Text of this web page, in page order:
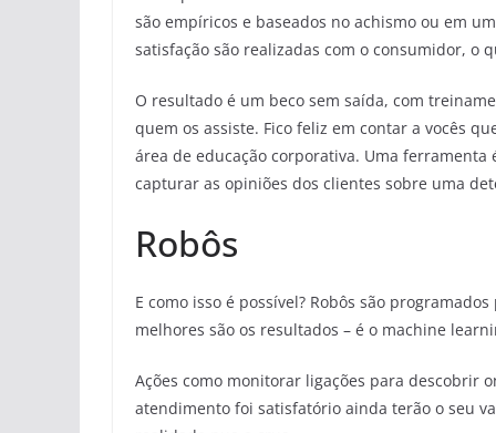
são empíricos e baseados no achismo ou em
satisfação são realizadas com o consumidor,
O resultado é um beco sem saída, com
quem os assiste. Fico feliz em contar a vocês
área de educação corporativa. Uma
capturar as opiniões dos clientes sobre uma
Robôs
E como isso é possível? Robôs são
melhores são os resultados – é o machine
Ações como monitorar ligações para descobrir
atendimento foi satisfatório ainda terão o seu